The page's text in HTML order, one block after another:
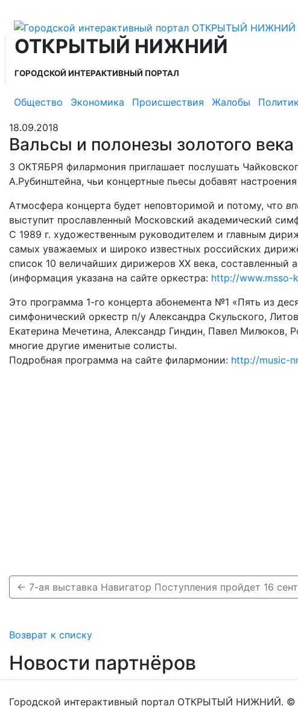
ОТКРЫТЫЙ НИЖНИЙ
ГОРОДСКОЙ ИНТЕРАКТИВНЫЙ ПОРТАЛ
Общество Экономика Происшествия Жалобы
18.09.2018
Вальсы и полонезы золотого
3 ОКТЯБРЯ филармония приглашает послушать
А.Рубинштейна, чьи концертные пьесы добавят
Атмосфера концерта будет неповторимой и потому, что
выступит прославленный Московский академический
С 1989 г. художественным руководителем и главным
самых уважаемых и широко известных российских
список 10 величайших дирижеров XX века, составленный
(информация указана на сайте оркестра: http://www.msso-
Это программа 1-го концерта абонемента №1 «Пять из
симфонический оркестр п/у Александра Скульского,
Екатерина Мечетина, Александр Гиндин, Павел Милюков,
многие другие именитые солисты.
Подробная программа на сайте филармонии: http://music-
Возврат к списку
Новости партнёров
Городской интерактивный портал ОТКРЫТЫЙ НИЖНИЙ. ©